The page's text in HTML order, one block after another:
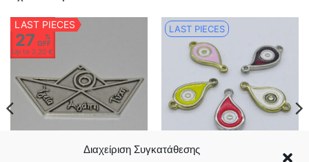
Διαχείριση Συγκατάθεσης
LAST PIECES
27
%
OFF
Up to 2,20 €
LAST PIECES